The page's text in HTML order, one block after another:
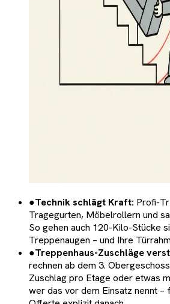
●Technik schlägt Kraft: Profi-
Tragegurten, Möbelrollern und
So gehen auch 120-Kilo-Stücke
Treppenaugen – und Ihre
●Treppenhaus-Zuschläge
rechnen ab dem 3.
Zuschlag pro Etage oder etwas
wer das vor dem Einsatz nennt –